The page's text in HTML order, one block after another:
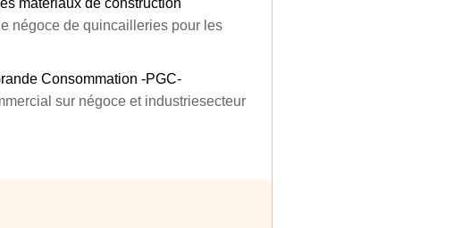
matériaux de construction
négoce de quincailleries pour les
Consommation -PGC-
sur négoce et industriesecteur